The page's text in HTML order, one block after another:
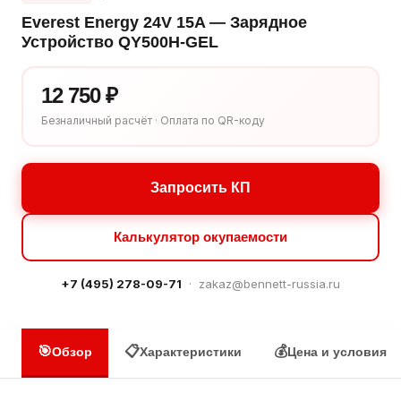
Everest Energy 24V 15A — Зарядное
Устройство QY500H-GEL
12 750 ₽
Безналичный расчёт · Оплата по QR-коду
Запросить КП
Калькулятор окупаемости
+7 (495) 278-09-71 · zakaz@bennett-russia.ru
🎯Обзор 📋Характеристики 💰Цена и условия